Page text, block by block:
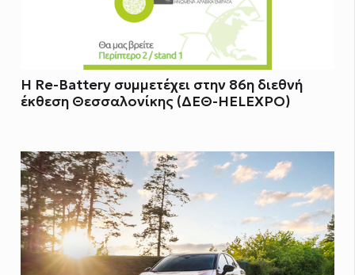
Η Re-Battery συμμετέχει στην 86η διεθνή
έκθεση Θεσσαλονίκης (ΔΕΘ-HELEXPO)